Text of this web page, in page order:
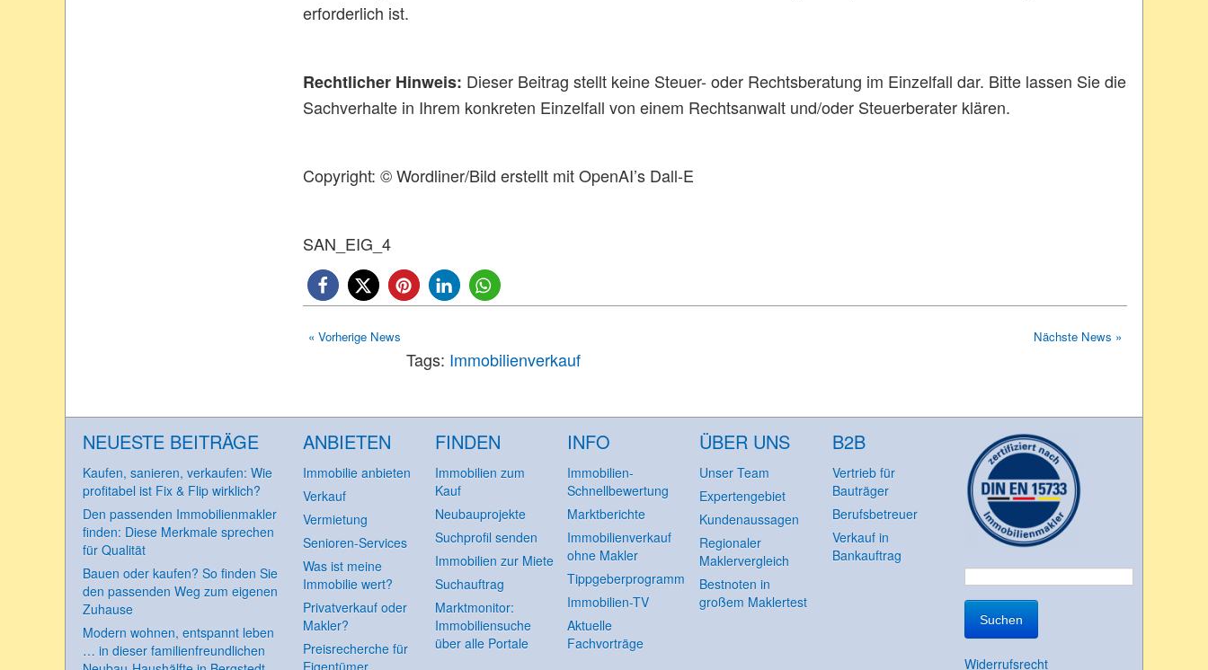
erforderlich ist.
Rechtlicher Hinweis: Dieser Beitrag stellt keine Steuer- oder Rechtsberatung im Einzelfall dar. Bitte lassen Sie die
Sachverhalte in Ihrem konkreten Einzelfall von einem Rechtsanwalt und/oder Steuerberater klären.
Copyright: © Wordliner/Bild erstellt mit OpenAI’s Dall-E
SAN_EIG_4
« Vorherige News Nächste News »
Tags: Immobilienverkauf
NEUESTE BEITRÄGE
Kaufen, sanieren, verkaufen: Wie
profitabel ist Fix & Flip wirklich?
Den passenden Immobilienmakler
finden: Diese Merkmale sprechen
für Qualität
Bauen oder kaufen? So finden Sie
den passenden Weg zum eigenen
Zuhause
Modern wohnen, entspannt leben
… in dieser familienfreundlichen
ANBIETEN
Immobilie anbieten
Verkauf
Vermietung
Senioren-Services
Was ist meine
Immobilie wert?
Privatverkauf oder
Makler?
Preisrecherche für
Eigentümer
FINDEN
Immobilien zum
Kauf
Neubauprojekte
Suchprofil senden
Immobilien zur Miete
Suchauftrag
Marktmonitor:
Immobiliensuche
über alle Portale
INFO
Immobilien-
Schnellbewertung
Marktberichte
Immobilienverkauf
ohne Makler
Tippgeberprogramm
Immobilien-TV
Aktuelle
Fachvorträge
ÜBER UNS
Unser Team
Expertengebiet
Kundenaussagen
Regionaler
Maklervergleich
Bestnoten in
großem Maklertest
B2B
Vertrieb für
Bauträger
Berufsbetreuer
Verkauf in
Bankauftrag
Suchen
nach:
Widerrufsrecht